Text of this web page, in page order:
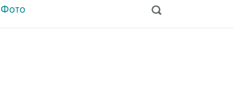
Фото